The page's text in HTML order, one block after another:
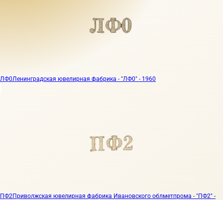
ЛФ0Ленинградская ювелирная фабрика - "ЛФ0" - 1960
ПФ2Приволжская ювелирная фабрика Ивановского облметпрома - "ПФ2" -